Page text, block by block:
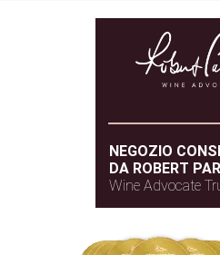
NEGOZIO
DA ROBERT
Wine Advocate